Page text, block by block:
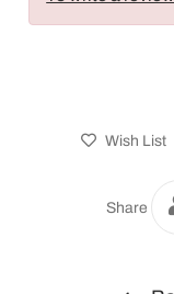
Wish List
Share